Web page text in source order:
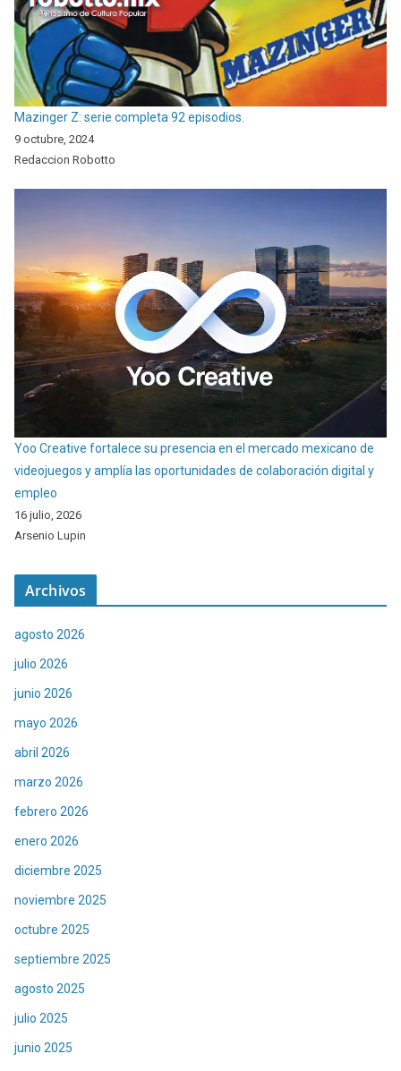
Mazinger Z: serie completa 92 episodios.
9 octubre, 2024
Redaccion Robotto
Yoo Creative fortalece su presencia en el mercado mexicano de
videojuegos y amplía las oportunidades de colaboración digital y
empleo
16 julio, 2026
Arsenio Lupin
Archivos
agosto 2026
julio 2026
junio 2026
mayo 2026
abril 2026
marzo 2026
febrero 2026
enero 2026
diciembre 2025
noviembre 2025
octubre 2025
septiembre 2025
agosto 2025
julio 2025
junio 2025